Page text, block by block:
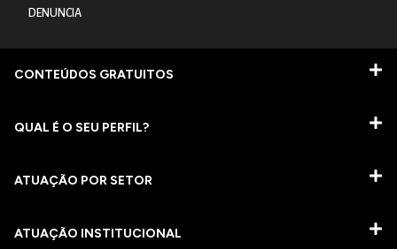
DENUNCIA
CONTEÚDOS GRATUITOS
QUAL É O SEU PERFIL?
ATUAÇÃO POR SETOR
ATUAÇÃO INSTITUCIONAL